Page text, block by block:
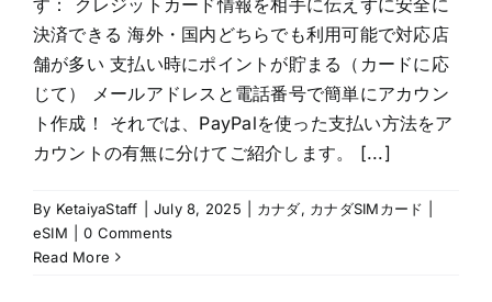
す： クレジットカード情報を相手に伝えずに安全に
決済できる 海外・国内どちらでも利用可能で対応店
舗が多い 支払い時にポイントが貯まる（カードに応
じて） メールアドレスと電話番号で簡単にアカウン
ト作成！ それでは、PayPalを使った支払い方法をア
カウントの有無に分けてご紹介します。 [...]
By KetaiyaStaff July 8, 2025 カナダ, カナダSIMカード |
eSIM
0 Comments
Read More